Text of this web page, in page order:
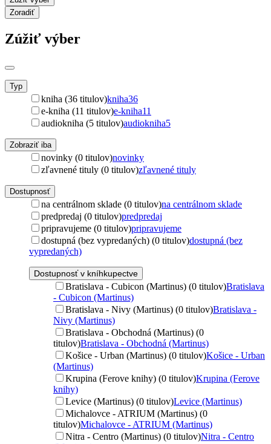
Zoradiť
Zúžiť výber
Typ
kniha (36 titulov)kniha36
e-kniha (11 titulov)e-kniha11
audiokniha (5 titulov)audiokniha5
Zobraziť iba
novinky (0 titulov)novinky
zľavnené tituly (0 titulov)zľavnené tituly
Dostupnosť
na centrálnom sklade (0 titulov)na centrálnom sklade
predpredaj (0 titulov)predpredaj
pripravujeme (0 titulov)pripravujeme
dostupná (bez vypredaných) (0 titulov)dostupná (bez
vypredaných)
Dostupnosť v kníhkupectve
Bratislava - Cubicon (Martinus) (0 titulov)Bratislava
- Cubicon (Martinus)
Bratislava - Nivy (Martinus) (0 titulov)Bratislava -
Nivy (Martinus)
Bratislava - Obchodná (Martinus) (0
titulov)Bratislava - Obchodná (Martinus)
Košice - Urban (Martinus) (0 titulov)Košice - Urban
(Martinus)
Krupina (Ferove knihy) (0 titulov)Krupina (Ferove
knihy)
Levice (Martinus) (0 titulov)Levice (Martinus)
Michalovce - ATRIUM (Martinus) (0
titulov)Michalovce - ATRIUM (Martinus)
Nitra - Centro (Martinus) (0 titulov)Nitra - Centro